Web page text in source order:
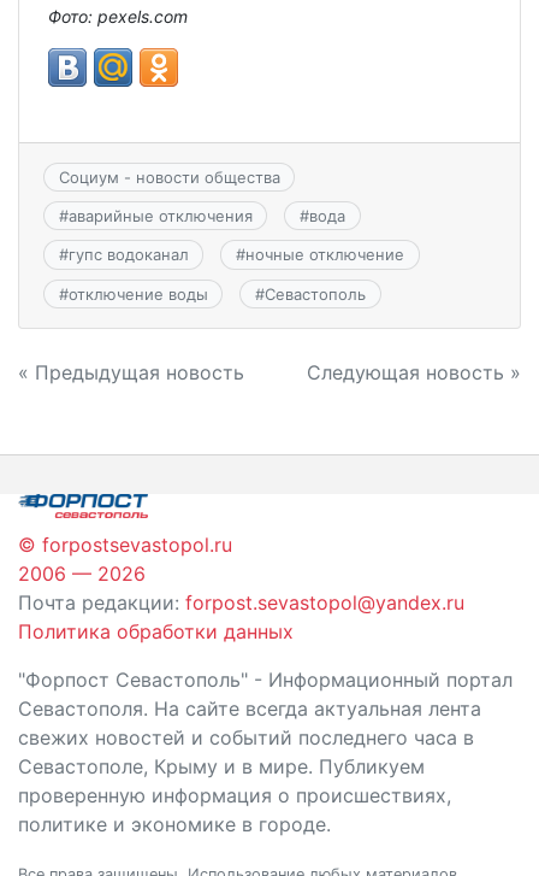
Фото: pexels.com
Социум - новости общества
#аварийные отключения #вода
#гупс водоканал #ночные отключение
#отключение воды #Севастополь
Навигация
записям
« Предыдущая новость Следующая новость »
© forpostsevastopol.ru
2006 — 2026
Почта редакции: forpost.sevastopol@yandex.ru
Политика обработки данных
"Форпост Севастополь" - Информационный портал
Севастополя. На сайте всегда актуальная лента
свежих новостей и событий последнего часа в
Севастополе, Крыму и в мире. Публикуем
проверенную информация о происшествиях,
политике и экономике в городе.